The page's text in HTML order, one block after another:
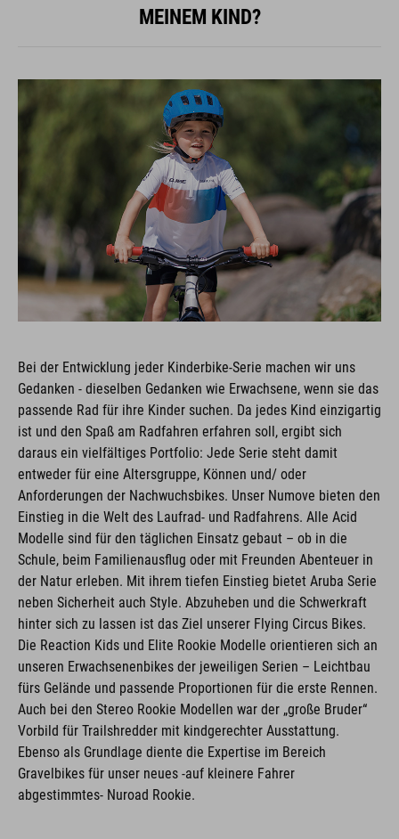
MEINEM KIND?
Bei der Entwicklung jeder Kinderbike-Serie machen wir uns
Gedanken - dieselben Gedanken wie Erwachsene, wenn sie das
passende Rad für ihre Kinder suchen. Da jedes Kind einzigartig
ist und den Spaß am Radfahren erfahren soll, ergibt sich
daraus ein vielfältiges Portfolio: Jede Serie steht damit
entweder für eine Altersgruppe, Können und/ oder
Anforderungen der Nachwuchsbikes. Unser Numove bieten den
Einstieg in die Welt des Laufrad- und Radfahrens. Alle Acid
Modelle sind für den täglichen Einsatz gebaut – ob in die
Schule, beim Familienausflug oder mit Freunden Abenteuer in
der Natur erleben. Mit ihrem tiefen Einstieg bietet Aruba Serie
neben Sicherheit auch Style. Abzuheben und die Schwerkraft
hinter sich zu lassen ist das Ziel unserer Flying Circus Bikes.
Die Reaction Kids und Elite Rookie Modelle orientieren sich an
unseren Erwachsenenbikes der jeweiligen Serien – Leichtbau
fürs Gelände und passende Proportionen für die erste Rennen.
Auch bei den Stereo Rookie Modellen war der „große Bruder“
Vorbild für Trailshredder mit kindgerechter Ausstattung.
Ebenso als Grundlage diente die Expertise im Bereich
Gravelbikes für unser neues -auf kleinere Fahrer
abgestimmtes- Nuroad Rookie.